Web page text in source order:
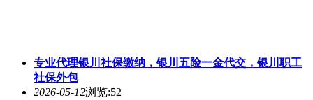
专业代理银川社保缴纳，银川五险一金代交，银川职工
社保外包
2026-05-12浏览:52